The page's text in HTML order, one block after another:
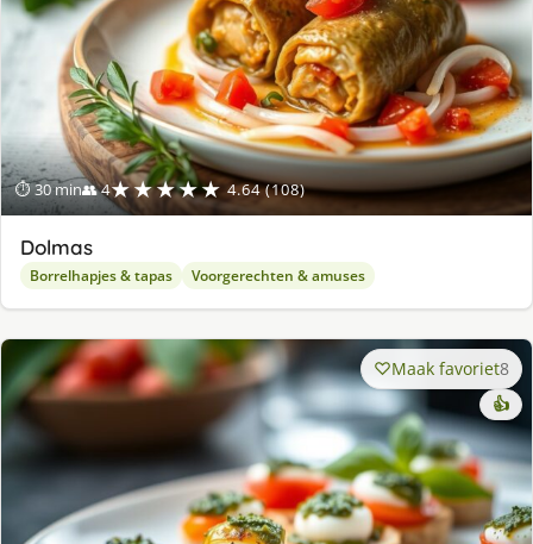
⏱ 30 min👥 4★★★★★ 4.64 (108)
Dolmas
Borrelhapjes & tapas Voorgerechten & amuses
Maak favoriet8
👍